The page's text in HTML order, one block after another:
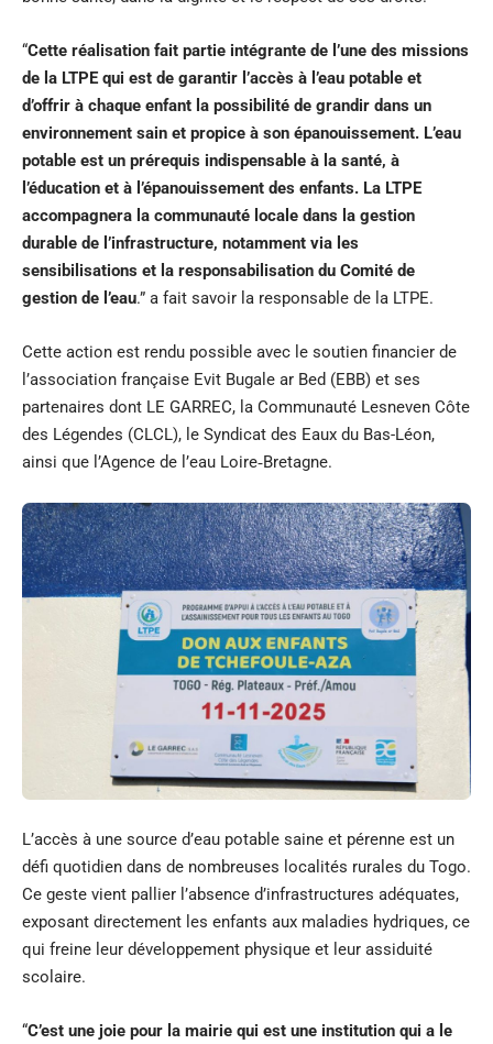
“Cette réalisation fait partie intégrante de l’une des missions
de la LTPE qui est de garantir l’accès à l’eau potable et
d’offrir à chaque enfant la possibilité de grandir dans un
environnement sain et propice à son épanouissement. L’eau
potable est un prérequis indispensable à la santé, à
l’éducation et à l’épanouissement des enfants. La LTPE
accompagnera la communauté locale dans la gestion
durable de l’infrastructure, notamment via les
sensibilisations et la responsabilisation du Comité de
gestion de l’eau.” a fait savoir la responsable de la LTPE.
Cette action est rendu possible avec le soutien financier de
l’association française Evit Bugale ar Bed (EBB) et ses
partenaires dont LE GARREC, la Communauté Lesneven Côte
des Légendes (CLCL), le Syndicat des Eaux du Bas-Léon,
ainsi que l’Agence de l’eau Loire‑Bretagne.
L’accès à une source d’eau potable saine et pérenne est un
défi quotidien dans de nombreuses localités rurales du Togo.
Ce geste vient pallier l’absence d’infrastructures adéquates,
exposant directement les enfants aux maladies hydriques, ce
qui freine leur développement physique et leur assiduité
scolaire.
“C’est une joie pour la mairie qui est une institution qui a le